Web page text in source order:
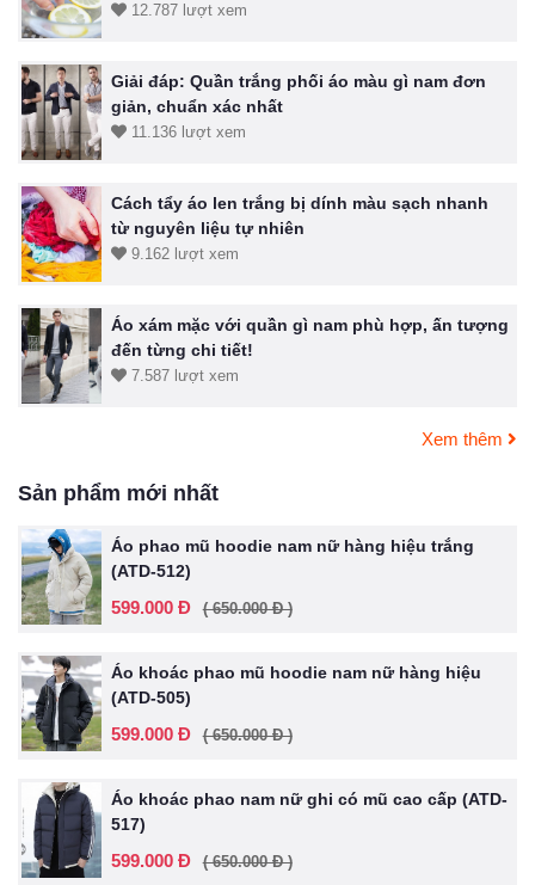
12.787 lượt xem
Giải đáp: Quần trắng phối áo màu gì nam đơn
giản, chuẩn xác nhất
11.136 lượt xem
Cách tẩy áo len trắng bị dính màu sạch nhanh
từ nguyên liệu tự nhiên
9.162 lượt xem
Áo xám mặc với quần gì nam phù hợp, ấn tượng
đến từng chi tiết!
7.587 lượt xem
Xem thêm
Sản phẩm mới nhất
Áo phao mũ hoodie nam nữ hàng hiệu trắng
(ATD-512)
599.000 Đ ( 650.000 Đ )
Áo khoác phao mũ hoodie nam nữ hàng hiệu
(ATD-505)
599.000 Đ ( 650.000 Đ )
Áo khoác phao nam nữ ghi có mũ cao cấp (ATD-
517)
599.000 Đ ( 650.000 Đ )